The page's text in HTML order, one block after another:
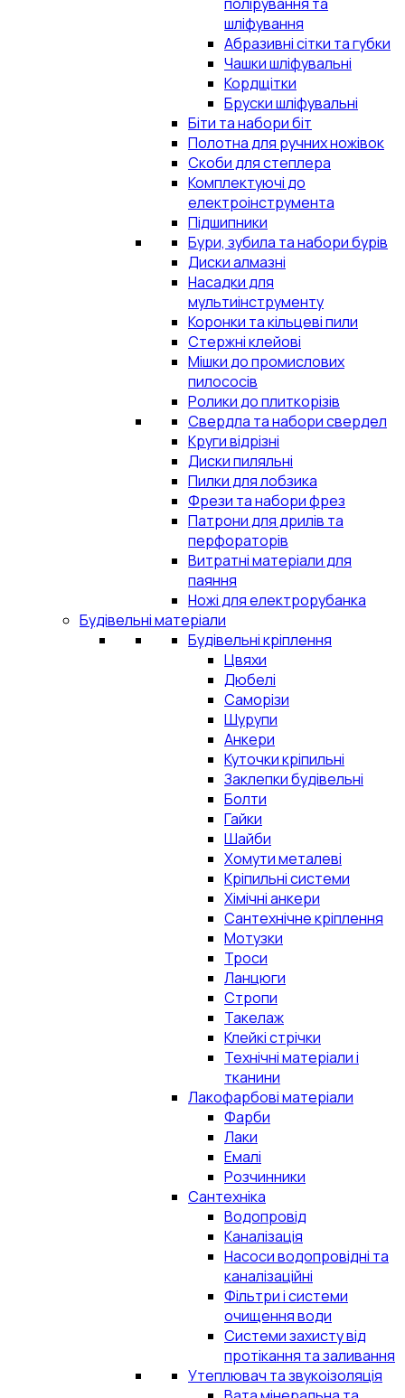
шліфування
Абразивні сітки та губки
Чашки шліфувальні
Кордщітки
Бруски шліфувальні
Біти та набори біт
Полотна для ручних ножівок
Скоби для степлера
Комплектуючі до
електроінструмента
Підшипники
Бури, зубила та набори бурів
Диски алмазні
Насадки для
мультиінструменту
Коронки та кільцеві пили
Стержні клейові
Мішки до промислових
пилососів
Ролики до плиткорізів
Свердла та набори свердел
Круги відрізні
Диски пиляльні
Пилки для лобзика
Фрези та набори фрез
Патрони для дрилів та
перфораторів
Витратні матеріали для
паяння
Ножі для електрорубанка
Будівельні матеріали
Будівельні кріплення
Цвяхи
Дюбелі
Саморізи
Шурупи
Анкери
Куточки кріпильні
Заклепки будівельні
Болти
Гайки
Шайби
Хомути металеві
Кріпильні системи
Хімічні анкери
Сантехнічне кріплення
Мотузки
Троси
Ланцюги
Стропи
Такелаж
Клейкі стрічки
Технічні матеріали і
тканини
Лакофарбові матеріали
Фарби
Лаки
Емалі
Розчинники
Сантехніка
Водопровід
Каналізація
Насоси водопровідні та
каналізаційні
Фільтри і системи
очищення води
Системи захисту від
протікання та заливання
Утеплювач та звукоізоляція